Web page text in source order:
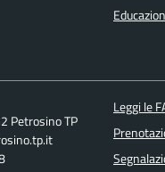
Petrosino TP
Leggi le